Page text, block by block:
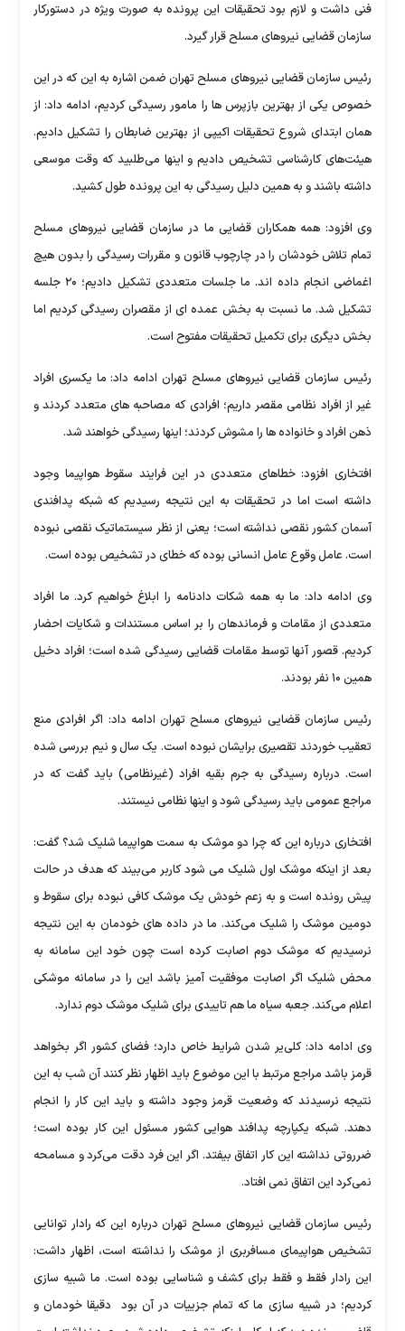
فنی داشت و لازم بود تحقیقات این پرونده به صورت ویژه در دستورکار
سازمان قضایی نیروهای مسلح قرار گیرد.
رئیس سازمان قضایی نیروهای مسلح تهران ضمن اشاره به این که در این
خصوص یکی از بهترین بازپرس ها را مامور رسیدگی کردیم، ادامه داد: از
همان ابتدای شروع تحقیقات اکیپی از بهترین ضابطان را تشکیل دادیم.
هیئت‌های کارشناسی تشخیص دادیم و اینها می‌طلبید که وقت موسعی
داشته باشند و به همین دلیل رسیدگی به این پرونده طول کشید.
وی افزود: همه همکاران قضایی ما در سازمان قضایی نیروهای مسلح
تمام تلاش خودشان را در چارچوب قانون و مقررات رسیدگی را بدون هیچ
اغماضی انجام داده اند. ما جلسات متعددی تشکیل دادیم؛ ۲۰ جلسه
تشکیل شد. ما نسبت به بخش عمده ای از مقصران رسیدگی کردیم اما
بخش دیگری برای تکمیل تحقیقات مفتوح است.
رئیس سازمان قضایی نیروهای مسلح تهران ادامه داد: ما یکسری افراد
غیر از افراد نظامی مقصر داریم؛ افرادی که مصاحبه های متعدد کردند و
ذهن افراد و خانواده ها را مشوش کردند؛ اینها رسیدگی خواهند شد.
افتخاری افزود: خطاهای متعددی در این فرایند سقوط هواپیما وجود
داشته است اما در تحقیقات به این نتیجه رسیدیم که شبکه پدافندی
آسمان کشور نقصی نداشته است؛ یعنی از نظر سیستماتیک نقصی نبوده
است. عامل وقوع عامل انسانی بوده که خطای در تشخیص بوده است.
وی ادامه داد: ما به همه شکات دادنامه را ابلاغ خواهیم کرد. ما افراد
متعددی از مقامات و فرماندهان را بر اساس مستندات و شکایات احضار
کردیم. قصور آنها توسط مقامات قضایی رسیدگی شده است؛ افراد دخیل
همین ۱۰ نفر بودند.
رئیس سازمان قضایی نیروهای مسلح تهران ادامه داد: اگر افرادی منع
تعقیب خوردند تقصیری برایشان نبوده است. یک سال و نیم بررسی شده
است. درباره رسیدگی به جرم بقیه افراد (غیرنظامی) باید گفت که در
مراجع عمومی باید رسیدگی شود و اینها نظامی نیستند.
افتخاری درباره این که چرا دو موشک به سمت هواپیما شلیک شد؟ گفت:
بعد از اینکه موشک اول شلیک می شود کاربر می‌بیند که هدف در حالت
پیش رونده است و به زعم خودش یک موشک کافی نبوده برای سقوط و
دومین موشک را شلیک می‌کند. ما در داده های خودمان به این نتیجه
نرسیدیم که موشک دوم اصابت کرده است چون خود این سامانه به
محض شلیک اگر اصابت موفقیت آمیز باشد این را در سامانه موشکی
اعلام می‌کند. جعبه سیاه ما هم تاییدی برای شلیک موشک دوم ندارد.
وی ادامه داد: کلی‌یر شدن شرایط خاص دارد؛ فضای کشور اگر بخواهد
قرمز باشد مراجع مرتبط با این موضوع باید اظهار نظر کنند آن شب به این
نتیجه نرسیدند که وضعیت قرمز وجود داشته و باید این کار را انجام
دهند. شبکه یکپارچه پدافند هوایی کشور مسئول این کار بوده است؛
ضرروتی نداشته این کار اتفاق بیفتد. اگر این فرد دقت می‌کرد و مسامحه
نمی‌کرد این اتفاق نمی افتاد.
رئیس سازمان قضایی نیروهای مسلح تهران درباره این که رادار توانایی
تشخیص هواپیمای مسافربری از موشک را نداشته است، اظهار داشت:
این رادار فقط و فقط برای کشف و شناسایی بوده است. ما شبیه سازی
کردیم؛ در شبیه سازی ما که تمام جزییات در آن بود دقیقا خودمان و